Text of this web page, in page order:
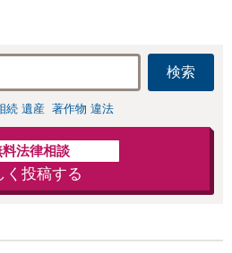
検索
続 遺産 著作物 違法
料法律相談
く投稿する